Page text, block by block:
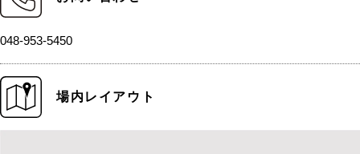
048-953-5450
場内レイアウト